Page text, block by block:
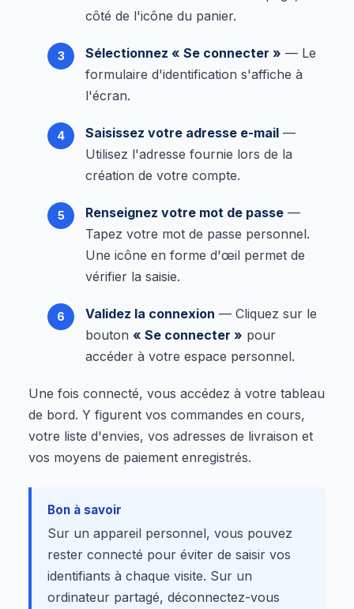
côté de l'icône du panier.
Sélectionnez « Se connecter » — Le
formulaire d'identification s'affiche à
l'écran.
Saisissez votre adresse e-mail —
Utilisez l'adresse fournie lors de la
création de votre compte.
Renseignez votre mot de passe —
Tapez votre mot de passe personnel.
Une icône en forme d'œil permet de
vérifier la saisie.
Validez la connexion — Cliquez sur le
bouton « Se connecter » pour
accéder à votre espace personnel.
Une fois connecté, vous accédez à votre tableau
de bord. Y figurent vos commandes en cours,
votre liste d'envies, vos adresses de livraison et
vos moyens de paiement enregistrés.
Bon à savoir
Sur un appareil personnel, vous pouvez
rester connecté pour éviter de saisir vos
identifiants à chaque visite. Sur un
ordinateur partagé, déconnectez-vous